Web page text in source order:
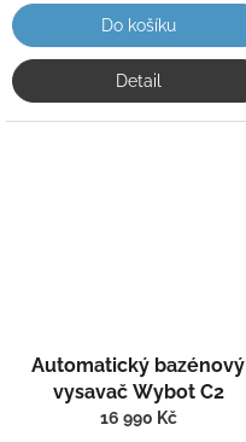
Do košíku
Detail
Automatický bazénový
vysavač Wybot C2
16 990 Kč